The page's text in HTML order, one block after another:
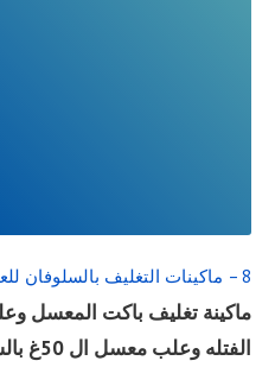
8 – ماكينات التغليف بالسلوفان للعلب 3 دي و ماكينات لصق ليبل
ماكينة تغليف باكت المعسل
الفتله وعلب معسل ال 50غ بالسلوفان اوتوماتك